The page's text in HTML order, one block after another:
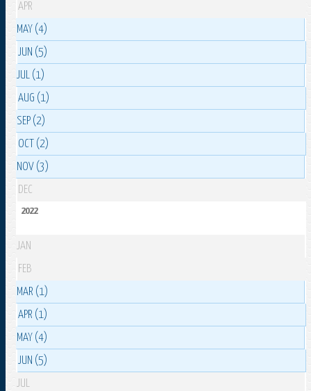
APR
MAY (4)
JUN (5)
JUL (1)
AUG (1)
SEP (2)
OCT (2)
NOV (3)
DEC
2022
JAN
FEB
MAR (1)
APR (1)
MAY (4)
JUN (5)
JUL